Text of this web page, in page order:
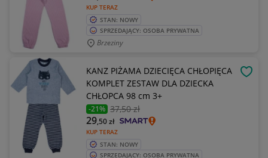
KUP TERAZ
STAN: NOWY
SPRZEDAJĄCY: OSOBA PRYWATNA
Brzeziny
KANZ PIŻAMA DZIECIĘCA CHŁOPIĘCA
KOMPLET ZESTAW DLA DZIECKA
CHŁOPCA 98 cm 3+
-21% 37,50 zł
KUP TERAZ
29,50zł
STAN: NOWY
SPRZEDAJĄCY: OSOBA PRYWATNA